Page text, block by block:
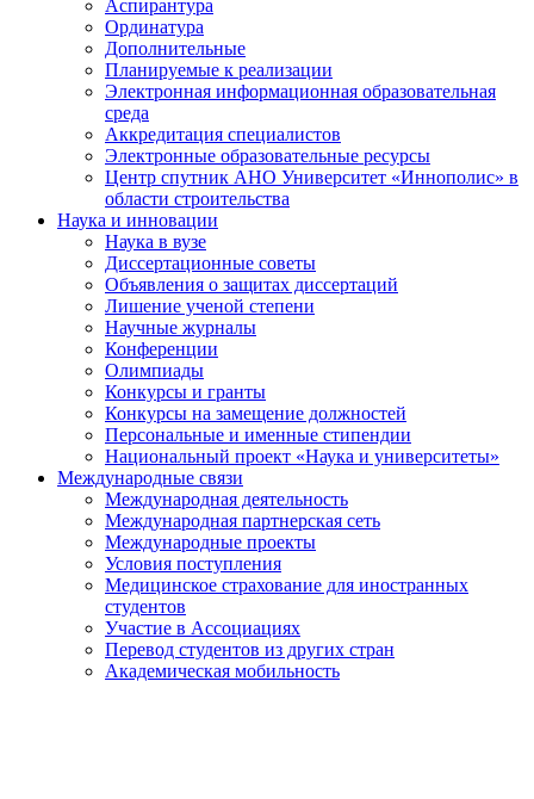
Аспирантура
Ординатура
Дополнительные
Планируемые к реализации
Электронная информационная образовательная
среда
Аккредитация специалистов
Электронные образовательные ресурсы
Центр спутник АНО Университет «Иннополис» в
области строительства
Наука и инновации
Наука в вузе
Диссертационные советы
Объявления о защитах диссертаций
Лишение ученой степени
Научные журналы
Конференции
Олимпиады
Конкурсы и гранты
Конкурсы на замещение должностей
Персональные и именные стипендии
Национальный проект «Наука и университеты»
Международные связи
Международная деятельность
Международная партнерская сеть
Международные проекты
Условия поступления
Медицинское страхование для иностранных
студентов
Участие в Ассоциациях
Перевод студентов из других стран
Академическая мобильность